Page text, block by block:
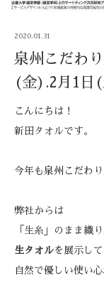
2020.01.31
泉州こだわ
(金).2月1日
こんにちは！
新田タオルです。
今年も泉州こだわ
弊社からは
「生糸」のまま織
生タオルを展示して
自然で優しい使い